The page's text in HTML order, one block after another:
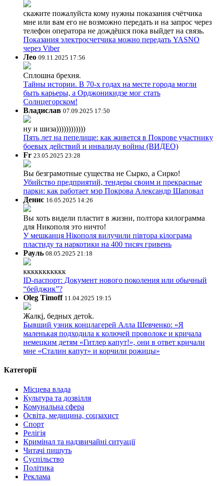
скажите пожалуйста кому нужны показания счётчика
мне или вам его не возможно передать и на запрос через
телефон оператора не дождёшся пока выйдет на связь.
Показания электросчетчика можно передать YASNO
через Viber
Лео 09.11.2025 17:56
Сплошна брехня.
Тайны истории. В 70-х годах на месте города могли
быть карьеры, а Орджоникидзе мог стать
Солнцегорском!
Владислав 07.09.2025 17:50
ну и шиза))))))))))))
Пять лет на пепелище: как живется в Покрове участнику
боевых действий и инвалиду войны (ВИДЕО)
Fr 23.05.2025 23:28
Вы безграмотные существа не Сырко, а Сирко!
Убийство предприятий, тендеры своим и прекрасные
парки: как работает мэр Покрова Александр Шаповал
Денис 16.05.2025 14:26
Вы хоть видели пластит в жизни, полтора килограмма
для Никополя это ничто!
У мешканця Нікополя вилучили півтора кілограма
пластиду та наркотики на 400 тисяч гривень
Рауль 08.05.2025 21:18
ккккккккккк
ID-паспорт: Документ нового поколения или обычный
“бейджик”?
Oleg Timoff 11.04.2025 19:15
Жалкj, бедных детok.
Бывший узник концлагерей Алла Шевченко: «Я
маленькая подходила к колючей проволоке и кричала
немецким детям «Гитлер капут!», они в ответ кричали
мне «Сталин капут» и корчили рожицы»
Категорії
Місцева влада
Культура та дозвілля
Комунальна сфера
Освіта, медицина, соцзахист
Спорт
Релігія
Кримінал та надзвичайні ситуації
Читачі пишуть
Суспільство
Політика
Реклама